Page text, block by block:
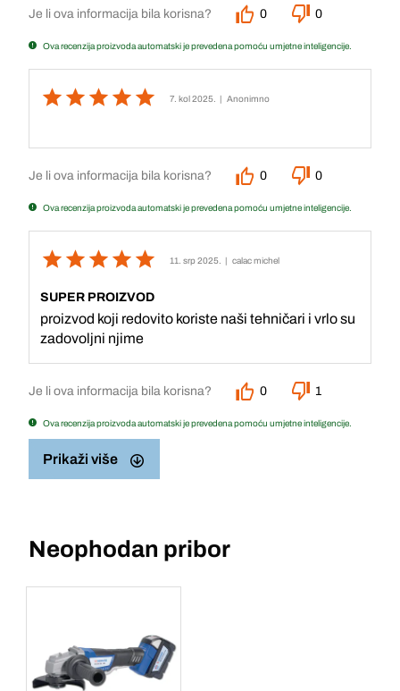
Je li ova informacija bila korisna? 0 0
Ova recenzija proizvoda automatski je prevedena pomoću umjetne inteligencije.
7. kol 2025. | Anonimno
Je li ova informacija bila korisna? 0 0
Ova recenzija proizvoda automatski je prevedena pomoću umjetne inteligencije.
11. srp 2025. | calac michel
SUPER PROIZVOD
proizvod koji redovito koriste naši tehničari i vrlo su
zadovoljni njime
Je li ova informacija bila korisna? 0 1
Ova recenzija proizvoda automatski je prevedena pomoću umjetne inteligencije.
Prikaži više
Neophodan pribor